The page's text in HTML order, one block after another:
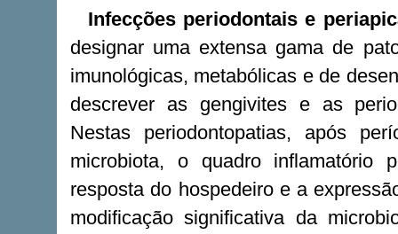
Infecções periodontais e
designar uma extensa gama de
imunológicas, metabólicas e de
descrever as gengivites e as
Nestas periodontopatias, após
microbiota, o quadro inflamatório
resposta do hospedeiro e a
modificação significativa da